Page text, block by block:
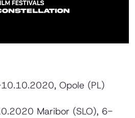
Opole (PL)
Maribor (SLO), 6-